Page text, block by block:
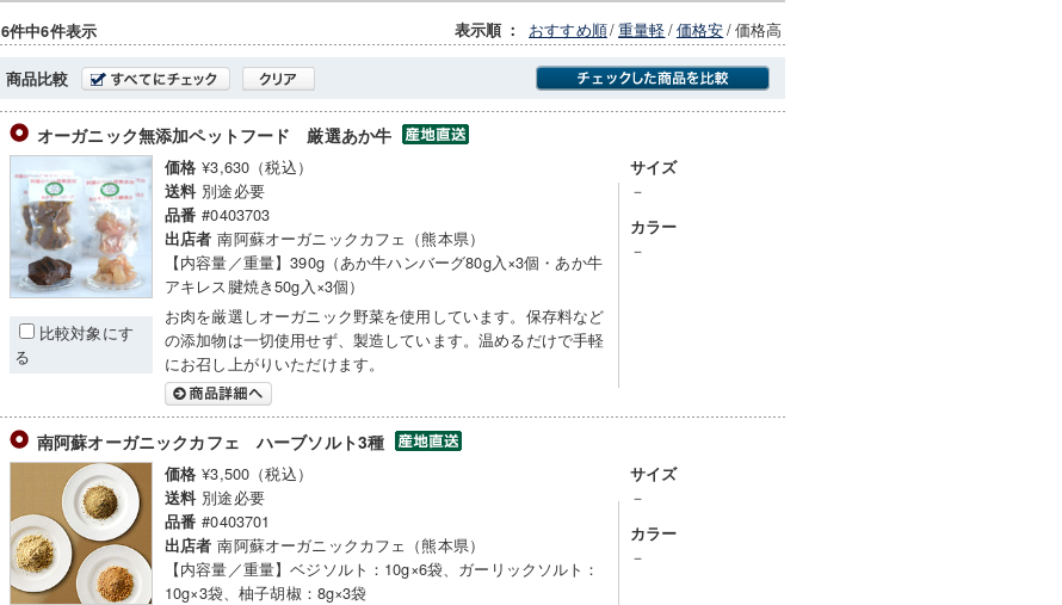
6件中6件表示 表示順 ： おすすめ順/重量軽/価格安/価格高
商品比較
オーガニック無添加ペットフード 厳選あか牛
比較対象にす
る
価格 ¥3,630（税込）
送料 別途必要
品番 #0403703
出店者 南阿蘇オーガニックカフェ（熊本県）
【内容量／重量】390g（あか牛ハンバーグ80g入×3個・あか牛
アキレス腱焼き50g入×3個）
お肉を厳選しオーガニック野菜を使用しています。保存料など
の添加物は一切使用せず、製造しています。温めるだけで手軽
にお召し上がりいただけます。
サイズ
－
カラー
－
南阿蘇オーガニックカフェ ハーブソルト3種
価格 ¥3,500（税込）
送料 別途必要
品番 #0403701
出店者 南阿蘇オーガニックカフェ（熊本県）
【内容量／重量】ベジソルト：10g×6袋、ガーリックソルト：
10g×3袋、柚子胡椒：8g×3袋
サイズ
－
カラー
－